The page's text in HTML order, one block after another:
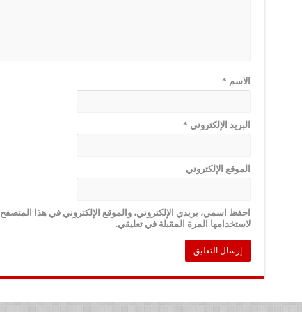
الاسم *
البريد الإلكتروني *
الموقع الإلكتروني
احفظ اسمي، بريدي الإلكتروني، والموقع الإلكتروني في هذا المتصفح
لاستخدامها المرة المقبلة في تعليقي.